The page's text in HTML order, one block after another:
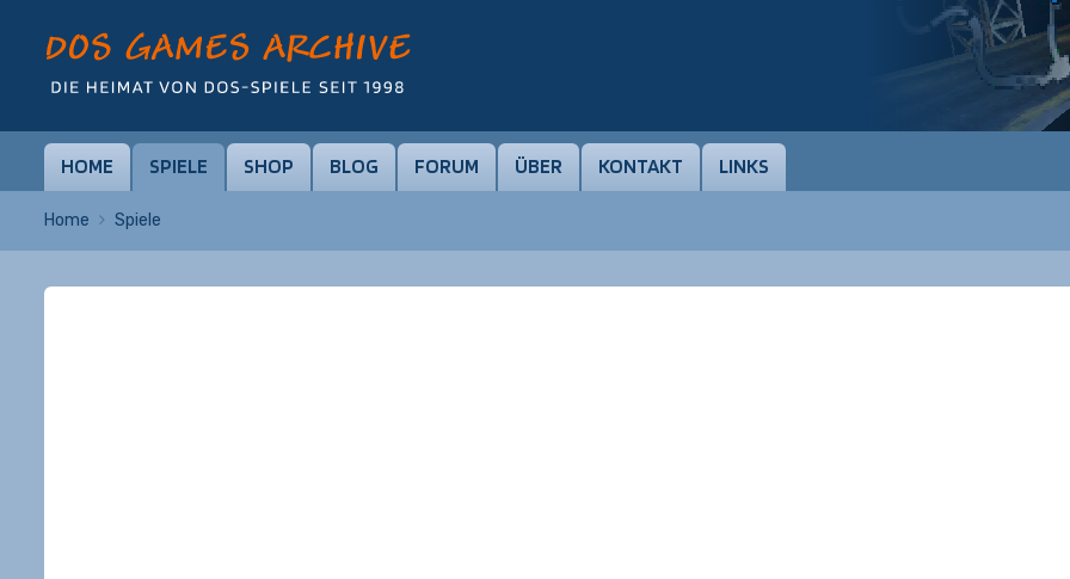
HOME SPIELE SHOP BLOG FORUM ÜBER KONTAKT LINKS
Home Spiele